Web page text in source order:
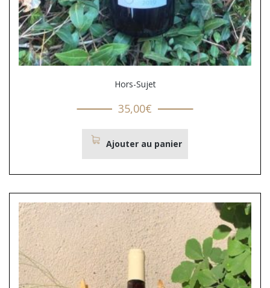
Hors-Sujet
35,00€
Ajouter au panier